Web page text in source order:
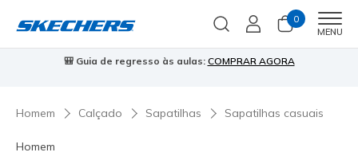
0
MENU
Skechers VIP: 45 dias de devolução para membrosInscreve-te
Homem Calçado Sapatilhas Sapatilhas casuais
Homem